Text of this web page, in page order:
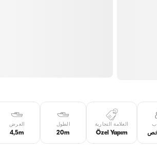
العلامة التجارية
Özel Yapım
الطول
20m
العرض
4,5m